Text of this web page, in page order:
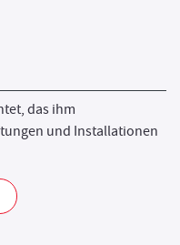
das ihm
und Installationen